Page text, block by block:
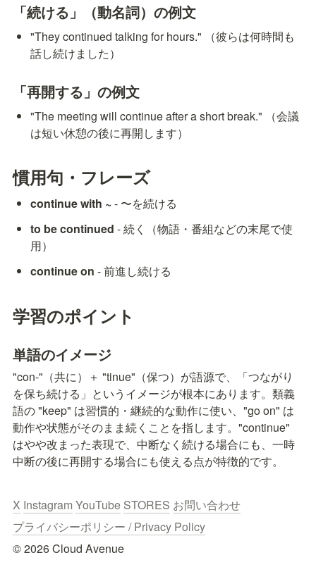
「続ける」（動名詞）の例文
"They continued talking for hours." （彼らは何時間も
話し続けました）
「再開する」の例文
"The meeting will continue after a short break." （会議
は短い休憩の後に再開します）
慣用句・フレーズ
continue with ~ - 〜を続ける
to be continued - 続く（物語・番組などの末尾で使
用）
continue on - 前進し続ける
学習のポイント
単語のイメージ
"con-"（共に）＋ "tinue"（保つ）が語源で、「つながり
を保ち続ける」というイメージが根本にあります。類義
語の "keep" は習慣的・継続的な動作に使い、"go on" は
動作や状態がそのまま続くことを指します。"continue"
はやや改まった表現で、中断なく続ける場合にも、一時
中断の後に再開する場合にも使える点が特徴的です。
X Instagram YouTube STORES お問い合わせ
プライバシーポリシー / Privacy Policy
© 2026 Cloud Avenue